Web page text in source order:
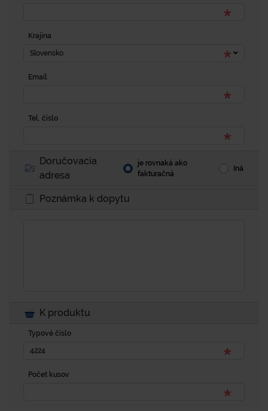
Krajina
Slovensko
Email
Tel. číslo
Doručovacia
adresa
je rovnaká ako
fakturačná
Iná
Poznámka k dopytu
K produktu
Typové číslo
Počet kusov